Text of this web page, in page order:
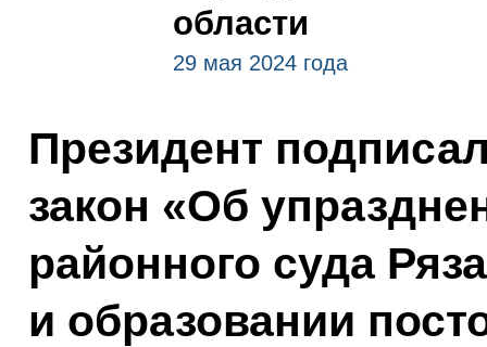
области
29 мая 2024 года
Президент
закон «Об
районного суда
и образовании